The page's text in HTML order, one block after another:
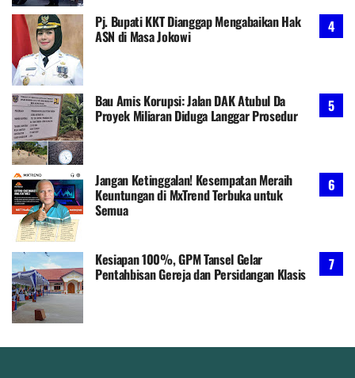
Pj. Bupati KKT Dianggap Mengabaikan Hak
ASN di Masa Jokowi
Bau Amis Korupsi: Jalan DAK Atubul Da
Proyek Miliaran Diduga Langgar Prosedur
Jangan Ketinggalan! Kesempatan Meraih
Keuntungan di MxTrend Terbuka untuk
Semua
Kesiapan 100%, GPM Tansel Gelar
Pentahbisan Gereja dan Persidangan Klasis